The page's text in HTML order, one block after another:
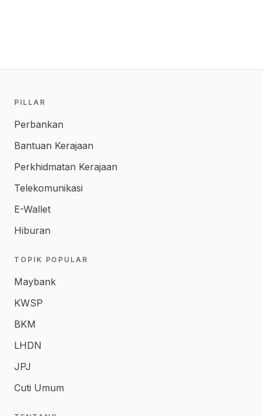
PILLAR
Perbankan
Bantuan Kerajaan
Perkhidmatan Kerajaan
Telekomunikasi
E-Wallet
Hiburan
TOPIK POPULAR
Maybank
KWSP
BKM
LHDN
JPJ
Cuti Umum